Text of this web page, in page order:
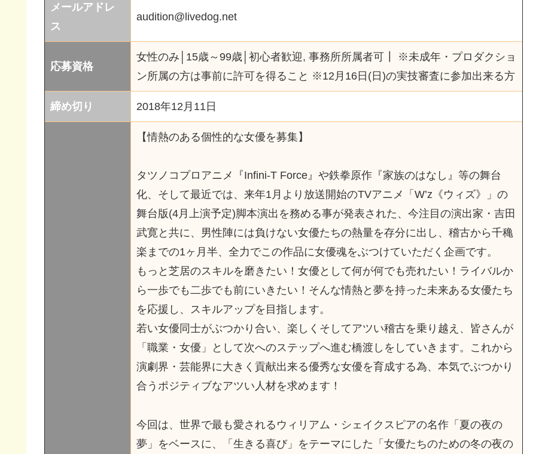
メールアドレ
ス
audition@livedog.net
応募資格
女性のみ│15歳～99歳│初心者歓迎, 事務所所属者可┃ ※未成年・プロダクショ
ン所属の方は事前に許可を得ること ※12月16日(日)の実技審査に参加出来る方
締め切り 2018年12月11日
【情熱のある個性的な女優を募集】
タツノコプロアニメ『Infini-T Force』や鉄拳原作『家族のはなし』等の舞台
化、そして最近では、来年1月より放送開始のTVアニメ「W’z《ウィズ》」の
舞台版(4月上演予定)脚本演出を務める事が発表された、今注目の演出家・吉田
武寛と共に、男性陣には負けない女優たちの熱量を存分に出し、稽古から千穐
楽までの1ヶ月半、全力でこの作品に女優魂をぶつけていただく企画です。
もっと芝居のスキルを磨きたい！女優として何が何でも売れたい！ライバルか
ら一歩でも二歩でも前にいきたい！そんな情熱と夢を持った未来ある女優たち
を応援し、スキルアップを目指します。
若い女優同士がぶつかり合い、楽しくそしてアツい稽古を乗り越え、皆さんが
「職業・女優」として次へのステップへ進む橋渡しをしていきます。これから
演劇界・芸能界に大きく貢献出来る優秀な女優を育成する為、本気でぶつかり
合うポジティブなアツい人材を求めます！
今回は、世界で最も愛されるウィリアム・シェイクスピアの名作「夏の夜の
夢」をベースに、「生きる喜び」をテーマにした「女優たちのための冬の夜の